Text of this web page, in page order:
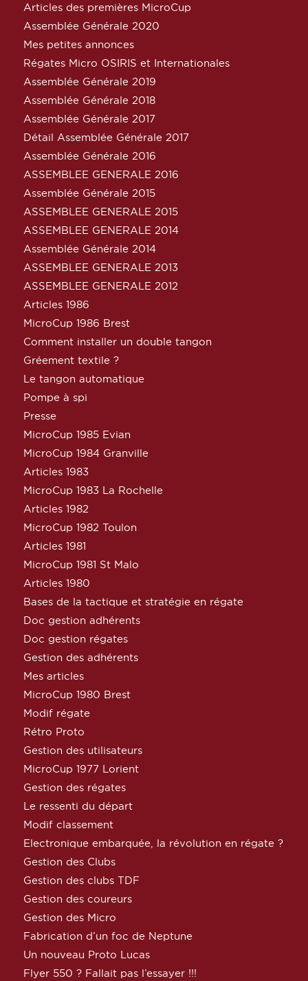
Articles des premières MicroCup
Assemblée Générale 2020
Mes petites annonces
Régates Micro OSIRIS et Internationales
Assemblée Générale 2019
Assemblée Générale 2018
Assemblée Générale 2017
Détail Assemblée Générale 2017
Assemblée Générale 2016
ASSEMBLEE GENERALE 2016
Assemblée Générale 2015
ASSEMBLEE GENERALE 2015
ASSEMBLEE GENERALE 2014
Assemblée Générale 2014
ASSEMBLEE GENERALE 2013
ASSEMBLEE GENERALE 2012
Articles 1986
MicroCup 1986 Brest
Comment installer un double tangon
Gréement textile ?
Le tangon automatique
Pompe à spi
Presse
MicroCup 1985 Evian
MicroCup 1984 Granville
Articles 1983
MicroCup 1983 La Rochelle
Articles 1982
MicroCup 1982 Toulon
Articles 1981
MicroCup 1981 St Malo
Articles 1980
Bases de la tactique et stratégie en régate
Doc gestion adhérents
Doc gestion régates
Gestion des adhérents
Mes articles
MicroCup 1980 Brest
Modif régate
Rétro Proto
Gestion des utilisateurs
MicroCup 1977 Lorient
Gestion des régates
Le ressenti du départ
Modif classement
Electronique embarquée, la révolution en régate ?
Gestion des Clubs
Gestion des clubs TDF
Gestion des coureurs
Gestion des Micro
Fabrication d’un foc de Neptune
Un nouveau Proto Lucas
Flyer 550 ? Fallait pas l’essayer !!!